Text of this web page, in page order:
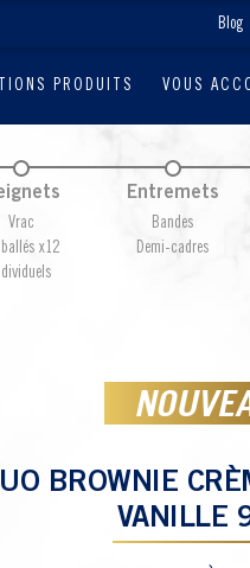
Blog
PRODUITS VOUS
Vrac
x12
Entremets
Bandes
Demi-cadres
BROWNIE
VANILLE